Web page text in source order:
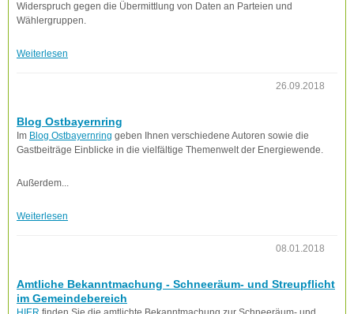
Widerspruch gegen die Übermittlung von Daten an Parteien und
Wählergruppen.
Weiterlesen
26.09.2018
Blog Ostbayernring
Im Blog Ostbayernring geben Ihnen verschiedene Autoren sowie die
Gastbeiträge Einblicke in die vielfältige Themenwelt der Energiewende.
Außerdem...
Weiterlesen
08.01.2018
Amtliche Bekanntmachung - Schneeräum- und Streupflicht
im Gemeindebereich